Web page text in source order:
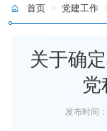
首页 > 党建工作
关于确
党
发布时间